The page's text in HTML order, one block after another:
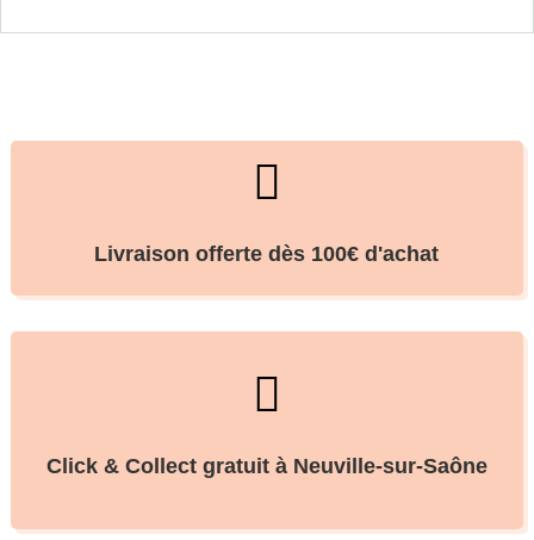

Livraison offerte dès 100€ d'achat

Click & Collect gratuit à Neuville-sur-Saône